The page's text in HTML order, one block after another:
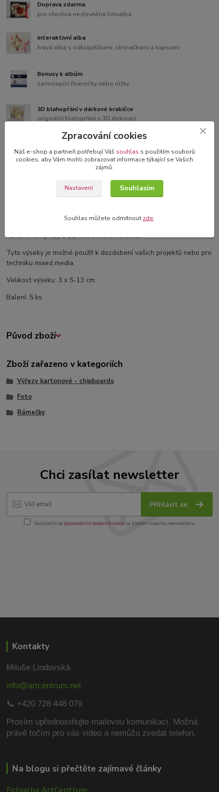
Doprava zdarma
pro všechna nezlevněná fotoalba
Interaktivní alba
hravá alba s odklápěčkami, skrývačkami a kapsami
Bonusy k albům
samolepící čtverečky nebo růžky
3D blahopřání v dárkové krabičce
originální blahopřání s 3D dekorací
Kompletní specifikace
Kartonové výřezy z 1,2 mm silného kartonu.
Tyto výseky je možné použít k dozdobení vašich projektů nebo pro
techniku mixed media.
Velikost výseku: 3 x 5-13 cm
Balení: 5 ks
Původ zboží
Zboží zařazeno v kategoriích
Výřezy kartonové - chipboards
Foto
Rámečky
Chci zasílat newsletter
Přihlásit se
Souhlasím se zpracováním osobních údajůza účelem rozesílky newsletteru.
Kontakty
Miluše Lindovská
info@artcentrum.net
📞 +420 728 448 079
Prosím upřednostňujte mailovou komunikaci. Možná
právě točím pro vás video a nemůžu zvedat telefon.
Na blogu si přečtěte zajímavé články
Fotoalba ArtCentrum
Zpracování cookies
Náš e-shop a partneři potřebují Váš souhlas s použitím souborů
cookies, aby Vám mohli zobrazovat informace týkající se Vašich
zájmů.
Nastavení Souhlasím
Souhlas můžete odmítnout zde.